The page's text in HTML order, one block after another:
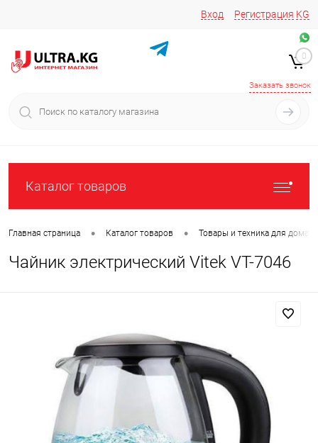
Вход Регистрация KG
+996 776161037
+996 772022908
Заказать звонок
0
Каталог товаров
Главная страница • Каталог товаров • Товары и техника для дома
Чайник электрический Vitek VT-7046